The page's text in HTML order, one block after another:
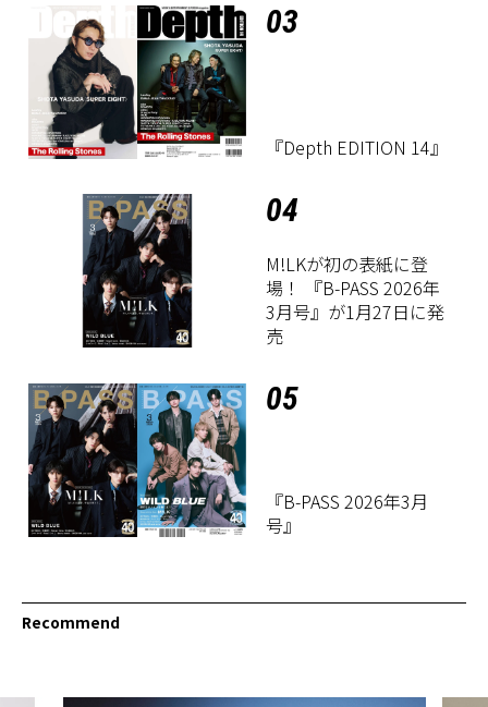
03
『Depth EDITION 14』
04
M!LKが初の表紙に登
場！ 『B-PASS 2026年
3月号』が1月27日に発
売
05
『B-PASS 2026年3月
号』
Recommend